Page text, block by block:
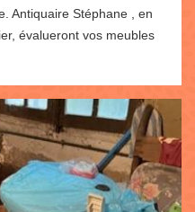
Antiquaire Stéphane , en
évalueront vos meubles